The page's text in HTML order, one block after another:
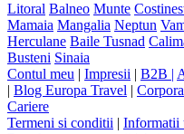
Litoral Balneo Munte
Mamaia Mangalia Neptun
Herculane Baile Tusnad
Busteni Sinaia
Contul meu
Impresii B2B |
Blog Europa Travel
Cariere
Termeni si conditii
Informatii